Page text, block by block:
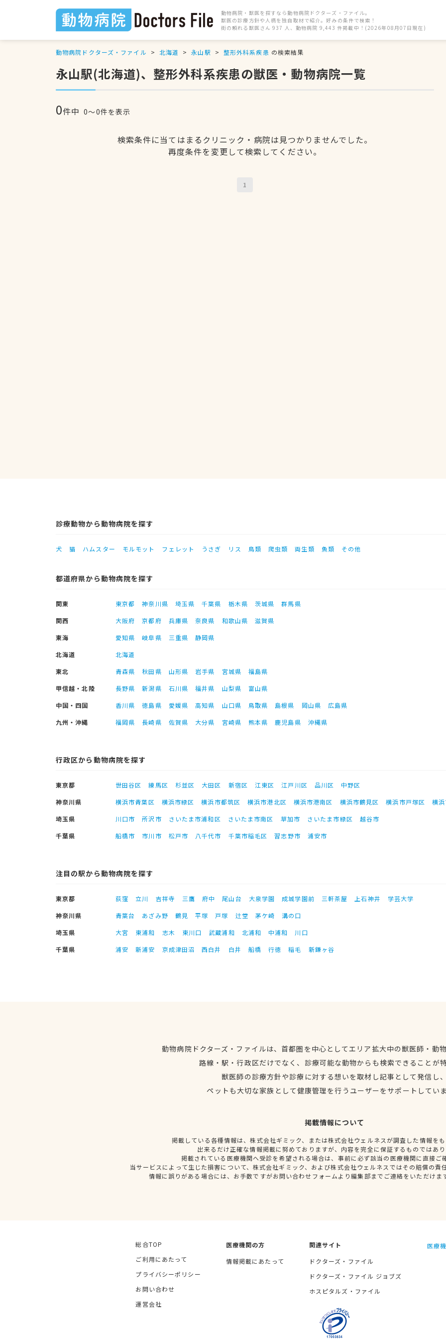
動物病院・獣医を探すなら動物病院ドクターズ・ファイル。
獣医の診療方針や人柄を独自取材で紹介。好みの条件で検索！
街の頼れる獣医さん 937 人、動物病院 9,443 件掲載中！(2026年08月07日現在)
動物病院ドクターズ・ファイル 北海道 永山駅 整形外科系疾患 の検索結果
永山駅(北海道)、整形外科系疾患の獣医・動物病院一覧
0件中 0〜0件を表示
検索条件に当てはまるクリニック・病院は見つかりませんでした。
再度条件を変更して検索してください。
1
診療動物から動物病院を探す
犬 猫 ハムスター モルモット フェレット うさぎ リス 鳥類 爬虫類 両生類 魚類 その他
都道府県から動物病院を探す
関東 東京都 神奈川県 埼玉県 千葉県 栃木県 茨城県
群馬県
関西
大阪府 京都府 兵庫県 奈良県 和歌山県
滋賀県
東海
愛知県 岐阜県 三重県
静岡県
北海道
北海道
東北
青森県 秋田県 山形県 岩手県 宮城県
福島県
甲信越・北陸
長野県 新潟県 石川県 福井県 山梨県
富山県
中国・四国
香川県 徳島県 愛媛県 高知県 山口県 鳥取県 島根県 岡山県
広島県
九州・沖縄
福岡県 長崎県 佐賀県 大分県 宮崎県 熊本県 鹿児島県 沖縄県
行政区から動物病院を探す
東京都 世田谷区 練馬区 杉並区 大田区 新宿区 江東区 江戸川区 品川区
中野区
神奈川県
横浜市青葉区 横浜市緑区 横浜市都筑区 横浜市港北区 横浜市港南区 横浜市鶴見区 横浜市戸塚区
横
埼玉県
川口市 所沢市 さいたま市浦和区 さいたま市南区 草加市 さいたま市緑区
越谷市
千葉県
船橋市 市川市 松戸市 八千代市 千葉市稲毛区 習志野市 浦安市
注目の駅から動物病院を探す
東京都 荻窪 立川 吉祥寺 三鷹 府中 尾山台 大泉学園 成城学園前 三軒茶屋 上石神井
学芸大学
神奈川県
青葉台 あざみ野 鶴見 平塚 戸塚 辻堂 茅ケ崎
溝の口
埼玉県
大宮 東浦和 志木 東川口 武蔵浦和 北浦和 中浦和
川口
千葉県
浦安 新浦安 京成津田沼 西白井 白井 船橋 行徳 稲毛 新鎌ヶ谷
動物病院ドクターズ・ファイルは、首都圏を中心としてエリア拡大中の獣医師・動
路線・駅・行政区だけでなく、診療可能な動物からも検索できることが
獣医師の診療方針や診療に対する想いを取材し記事として発信し
ペットも大切な家族として健康管理を行うユーザーをサポートしてい
掲載情報について
掲載している各種情報は、株式会社ギミック、または株式会社ウェルネスが調査した情報を
出来るだけ正確な情報掲載に努めておりますが、内容を完全に保証するものではあ
掲載されている医療機関へ受診を希望される場合は、事前に必ず該当の医療機関に直接ご
当サービスによって生じた損害について、株式会社ギミック、および株式会社ウェルネスではその賠償の責
情報に誤りがある場合には、お手数ですがお問い合わせフォームより編集部までご連絡をいただけま
総合TOP
ご利用にあたって
プライバシーポリシー
お問い合わせ
運営会社
医療機関の方
情報掲載にあたって
関連サイト
ドクターズ・ファイル
ドクターズ・ファイル ジョブズ
ホスピタルズ・ファイル
医療